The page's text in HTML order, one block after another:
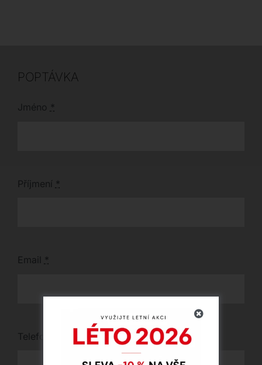
POPTÁVKA
Jméno *
Příjmení *
Email *
Telefon